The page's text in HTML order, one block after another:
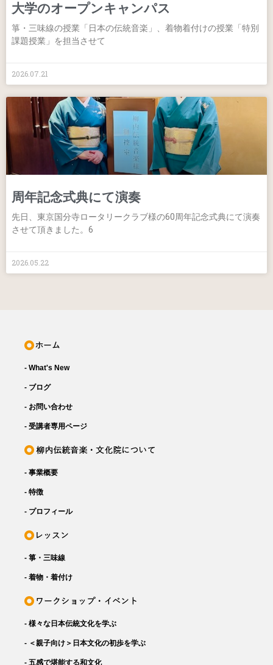
大学のオープンキャンパス
箏・三味線の授業「日本の伝統音楽」、着物着付けの授業「特別
課題授業」を担当させて
2026.07.21
周年記念式典にて演奏
先日、東京国分寺ロータリークラブ様の60周年記念式典にて演奏
させて頂きました。6
2026.05.22
- What's New
- ブログ
- お問い合わせ
- 受講者専用ページ
- 事業概要
- 特徴
- プロフィール
- 箏・三味線
- 着物・着付け
- 様々な日本伝統文化を学ぶ
- ＜親子向け＞日本文化の初歩を学ぶ
- 五感で堪能する和文化